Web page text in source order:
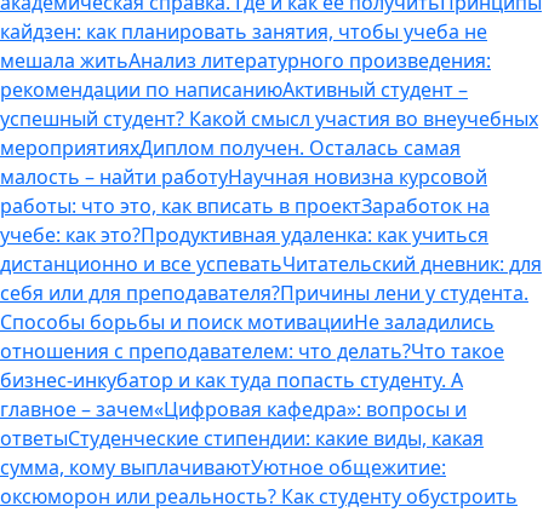
кайдзен: как планировать занятия, чтобы учеба не
мешала житьАнализ литературного произведения:
рекомендации по написаниюАктивный студент –
успешный студент? Какой смысл участия во внеучебных
мероприятияхДиплом получен. Осталась самая
малость – найти работуНаучная новизна курсовой
работы: что это, как вписать в проектЗаработок на
учебе: как это?Продуктивная удаленка: как учиться
дистанционно и все успеватьЧитательский дневник: для
себя или для преподавателя?Причины лени у студента.
Способы борьбы и поиск мотивацииНе заладились
отношения с преподавателем: что делать?Что такое
бизнес-инкубатор и как туда попасть студенту. А
главное – зачем«Цифровая кафедра»: вопросы и
ответыСтуденческие стипендии: какие виды, какая
сумма, кому выплачиваютУютное общежитие:
оксюморон или реальность? Как студенту обустроить